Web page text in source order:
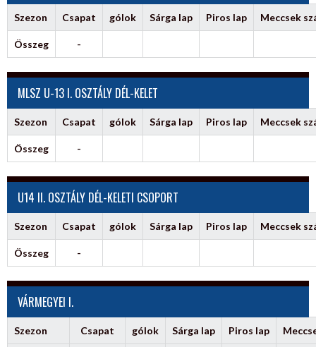
Szezon Csapat gólok Sárga lap Piros lap Meccsek
Összeg -
MLSZ U-13 I. OSZTÁLY DÉL-KELET
Szezon Csapat gólok Sárga lap Piros lap Meccsek
Összeg -
U14 II. OSZTÁLY DÉL-KELETI CSOPORT
Szezon Csapat gólok Sárga lap Piros lap Meccsek
Összeg -
VÁRMEGYEI I.
Szezon Csapat gólok Sárga lap Piros lap